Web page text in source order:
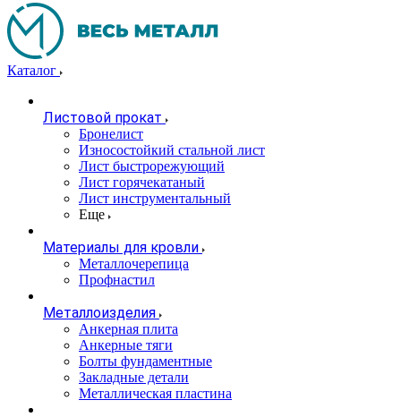
Каталог
Листовой прокат
Бронелист
Износостойкий стальной лист
Лист быстрорежующий
Лист горячекатаный
Лист инструментальный
Еще
Материалы для кровли
Металлочерепица
Профнастил
Металлоизделия
Анкерная плита
Анкерные тяги
Болты фундаментные
Закладные детали
Металлическая пластина